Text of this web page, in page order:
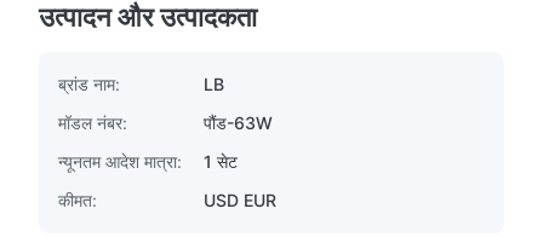
उत्पादन और उत्पादकता
ब्रांड नाम:
LB
मॉडल नंबर:
पौंड-63W
न्यूनतम आदेश मात्रा:
1 सेट
कीमत:
USD EUR